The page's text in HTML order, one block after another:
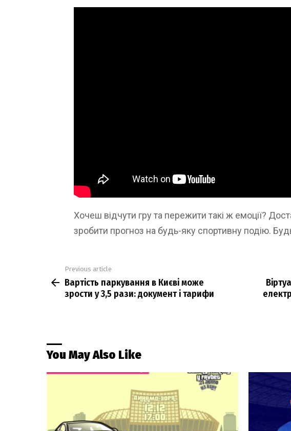
Хочеш відчути гру та пережити такі ж емоції?
зробити прогноз на будь-яку спортивну подію.
more
Previous article
Вартість паркування в Києві може
зрости у 3,5 рази: документ і тарифи
You May Also Like